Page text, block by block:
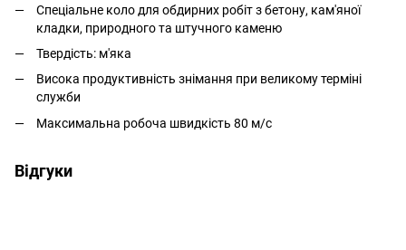
Спеціальне коло для обдирних робіт з бетону, кам'яної
кладки, природного та штучного каменю
Твердість: м'яка
Висока продуктивність знімання при великому терміні
служби
Максимальна робоча швидкість 80 м/с
Відгуки